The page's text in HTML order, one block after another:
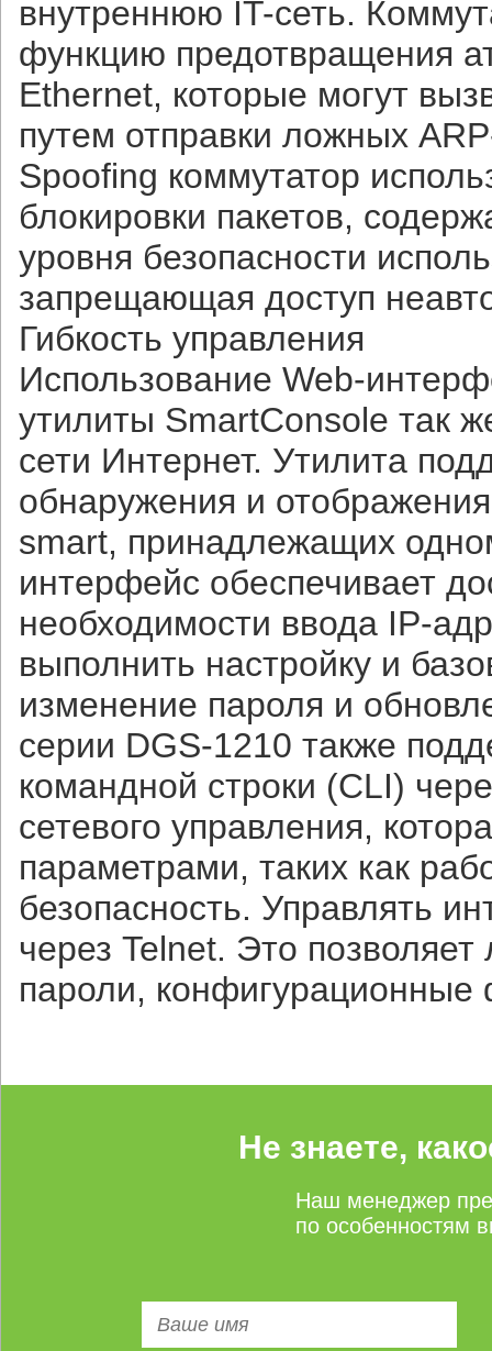
внутреннюю IT-сеть.
функцию предотвращения
Ethernet, которые могут
путем отправки ложных
Spoofing коммутатор
блокировки пакетов,
уровня безопасности
запрещающая доступ
Гибкость управления
Использование Web-
утилиты SmartConsole так
сети Интернет. Утилита
обнаружения и
smart, принадлежащих
интерфейс обеспечивает
необходимости ввода IP-
выполнить настройку и
изменение пароля и
серии DGS-1210 также
командной строки (CLI)
сетевого управления,
параметрами, таких как
безопасность. Управлять
через Telnet. Это
пароли,
Не знаете,
Наш менеджер
по особенностям